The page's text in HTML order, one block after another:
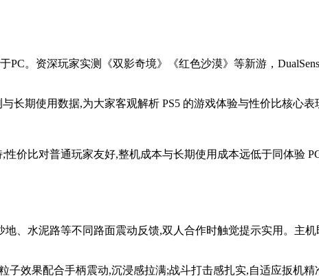
。资深玩家实测《双影奇境》《红色沙漠》等新游，
长期使用数据,为大家客观解析 PS5 的游戏体验与性价比核心表
价比对普通玩家友好,整机成本与长期使用成本远低于同体验
地、水泥路等不同路面震动反馈,双人合作时触觉提示实用。主
效果配合手柄震动,沉浸感拉满;战斗打击感扎实,自适应扳机精